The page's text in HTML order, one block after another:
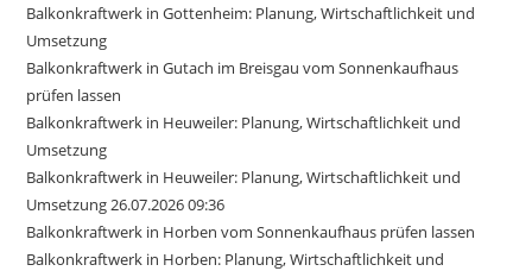
Balkonkraftwerk in Gottenheim: Planung, Wirtschaftlichkeit und
Umsetzung
Balkonkraftwerk in Gutach im Breisgau vom Sonnenkaufhaus
prüfen lassen
Balkonkraftwerk in Heuweiler: Planung, Wirtschaftlichkeit und
Umsetzung
Balkonkraftwerk in Heuweiler: Planung, Wirtschaftlichkeit und
Umsetzung 26.07.2026 09:36
Balkonkraftwerk in Horben vom Sonnenkaufhaus prüfen lassen
Balkonkraftwerk in Horben: Planung, Wirtschaftlichkeit und